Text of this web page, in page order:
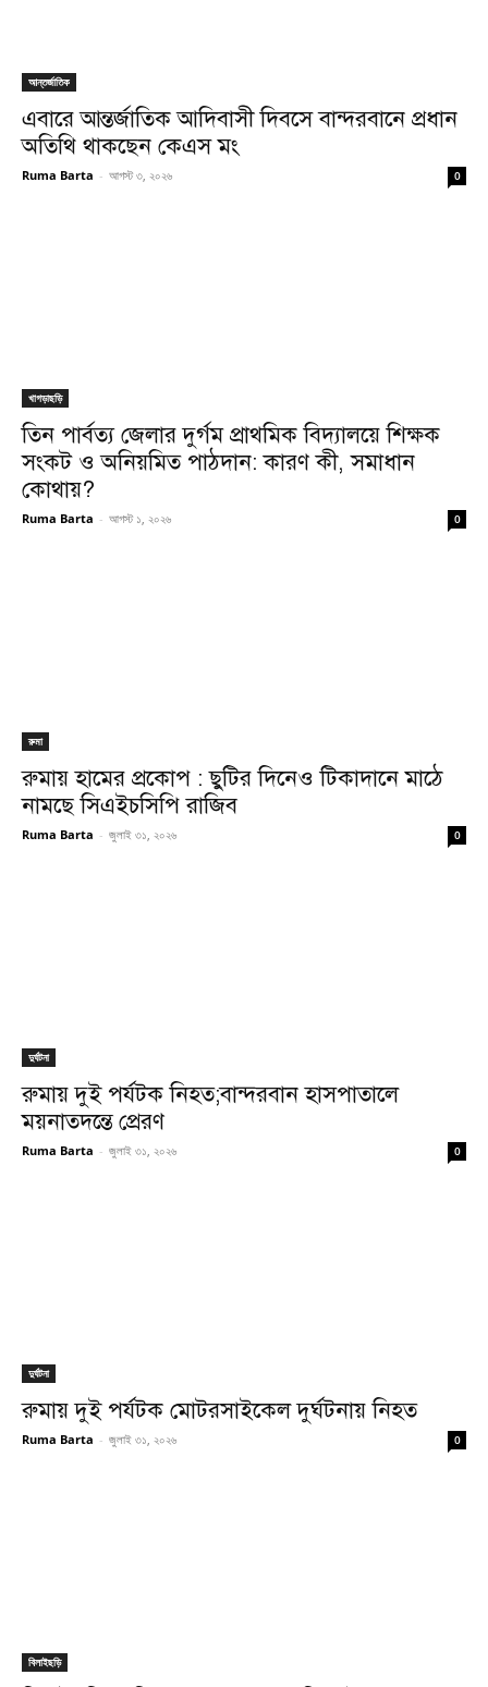
আন্তর্জাতিক
এবারে আন্তর্জাতিক আদিবাসী দিবসে বান্দরবানে প্রধান
অতিথি থাকছেন কেএস মং
Ruma Barta - আগস্ট ৩, ২০২৬ 0
খাগড়াছড়ি
তিন পার্বত্য জেলার দুর্গম প্রাথমিক বিদ্যালয়ে শিক্ষক
সংকট ও অনিয়মিত পাঠদান: কারণ কী, সমাধান
কোথায়?
Ruma Barta - আগস্ট ১, ২০২৬ 0
রুমা
রুমায় হামের প্রকোপ : ছুটির দিনেও টিকাদানে মাঠে
নামছে সিএইচসিপি রাজিব
Ruma Barta - জুলাই ৩১, ২০২৬ 0
দুর্ঘটনা
রুমায় দুই পর্যটক নিহত;বান্দরবান হাসপাতালে
ময়নাতদন্তে প্রেরণ
Ruma Barta - জুলাই ৩১, ২০২৬ 0
দুর্ঘটনা
রুমায় দুই পর্যটক মোটরসাইকেল দুর্ঘটনায় নিহত
Ruma Barta - জুলাই ৩১, ২০২৬ 0
বিলাইছড়ি